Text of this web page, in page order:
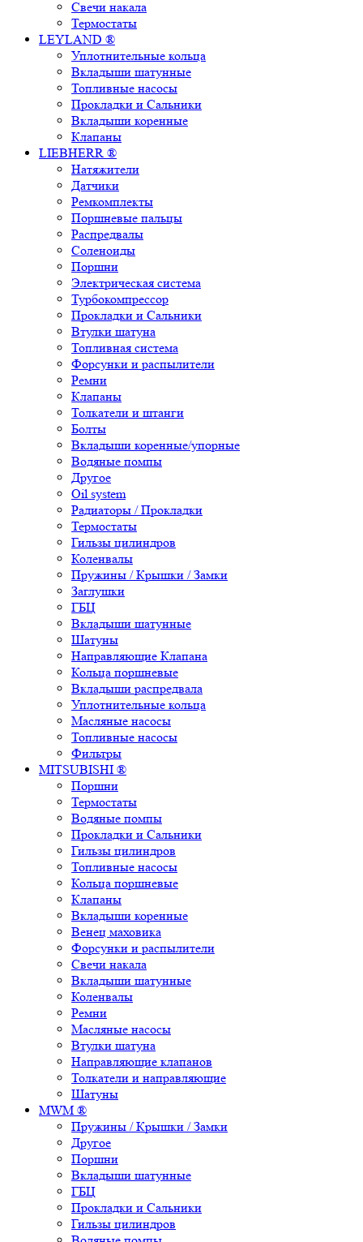
Свечи накала
Термостаты
LEYLAND ®
Уплотнительные кольца
Вкладыши шатунные
Топливные насосы
Прокладки и Сальники
Вкладыши коренные
Клапаны
LIEBHERR ®
Натяжители
Датчики
Ремкомплекты
Поршневые пальцы
Распредвалы
Соленоиды
Поршни
Электрическая система
Турбокомпрессор
Прокладки и Сальники
Втулки шатуна
Топливная система
Форсунки и распылители
Ремни
Клапаны
Толкатели и штанги
Болты
Вкладыши коренные/упорные
Водяные помпы
Другое
Oil system
Радиаторы / Прокладки
Термостаты
Гильзы цилиндров
Коленвалы
Пружины / Крышки / Замки
Заглушки
ГБЦ
Вкладыши шатунные
Шатуны
Направляющие Клапана
Кольца поршневые
Вкладыши распредвала
Уплотнительные кольца
Масляные насосы
Топливные насосы
Фильтры
MITSUBISHI ®
Поршни
Термостаты
Водяные помпы
Прокладки и Сальники
Гильзы цилиндров
Топливные насосы
Кольца поршневые
Клапаны
Вкладыши коренные
Венец маховика
Форсунки и распылители
Свечи накала
Вкладыши шатунные
Коленвалы
Ремни
Масляные насосы
Втулки шатуна
Направляющие клапанов
Толкатели и направляющие
Шатуны
MWM ®
Пружины / Крышки / Замки
Другое
Поршни
Вкладыши шатунные
ГБЦ
Прокладки и Сальники
Гильзы цилиндров